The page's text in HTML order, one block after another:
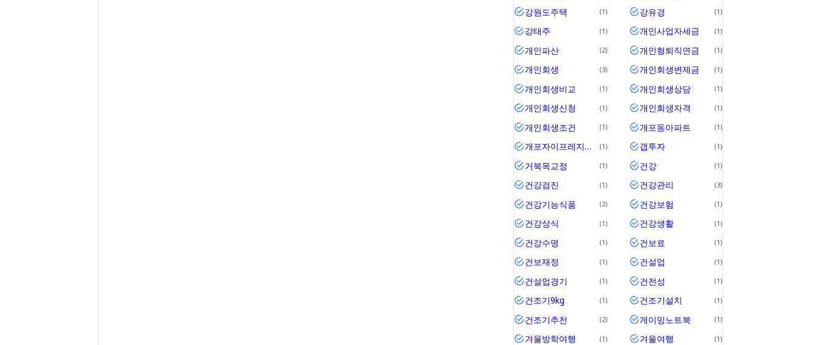
강원도주택 1 강유경 1
강태주 1 개인사업자세금 1
개인파산 2 개인형퇴직연금 1
개인회생 3 개인회생변제금 1
개인회생비교 1 개인회생상담 1
개인회생신청 1 개인회생자격 1
개인회생조건 1 개포동아파트 1
개포자이프레지던스 1 갭투자 1
거북목교정 1 건강 1
건강검진 1 건강관리 3
건강기능식품 2 건강보험 1
건강상식 1 건강생활 1
건강수명 1 건보료 1
건보재정 1 건설업 1
건설업경기 1 건전성 1
건조기9kg 1 건조기설치 1
건조기추천 2 게이밍노트북 1
겨울방학여행 1 겨울여행 1